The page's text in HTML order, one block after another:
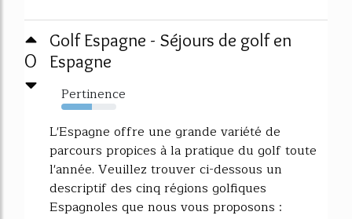
0
Golf Espagne - Séjours de golf en
Espagne
Pertinence
55%
L'Espagne offre une grande variété de
parcours propices à la pratique du golf toute
l'année. Veuillez trouver ci-dessous un
descriptif des cinq régions golfiques
Espagnoles que nous vous proposons :